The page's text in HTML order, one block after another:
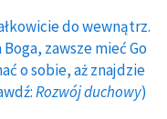
do wewnątrz.
zawsze mieć Go
o sobie, aż znajdzie
Rozwój duchowy)